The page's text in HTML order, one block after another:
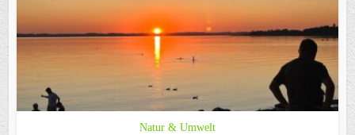
Natur & Umwelt